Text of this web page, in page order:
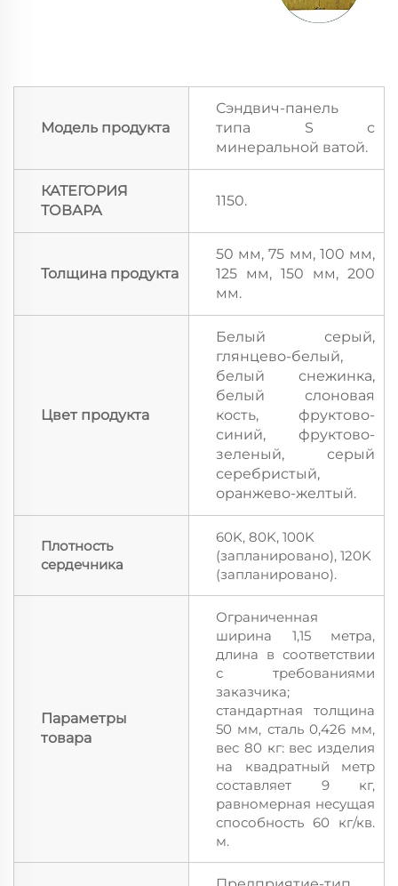
Модель продукта
Сэндвич-панель
типа S с
минеральной ватой.
КАТЕГОРИЯ
ТОВАРА
1150.
Толщина продукта
50 мм, 75 мм, 100 мм,
125 мм, 150 мм, 200
мм.
Цвет продукта
Белый серый,
глянцево-белый,
белый снежинка,
белый слоновая
кость, фруктово-
синий, фруктово-
зеленый, серый
серебристый,
оранжево-желтый.
Плотность
сердечника
60K, 80K, 100K
(запланировано), 120K
(запланировано).
Параметры
товара
Ограниченная
ширина 1,15 метра,
длина в соответствии
с требованиями
заказчика;
стандартная толщина
50 мм, сталь 0,426 мм,
вес 80 кг: вес изделия
на квадратный метр
составляет 9 кг,
равномерная несущая
способность 60 кг/кв.
м.